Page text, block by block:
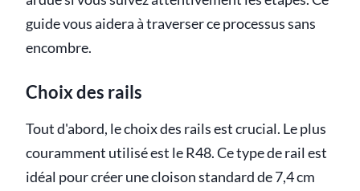
guide vous aidera à traverser ce processus sans
encombre.
Choix des rails
Tout d'abord, le choix des rails est crucial. Le plus
couramment utilisé est le R48. Ce type de rail est
idéal pour créer une cloison standard de 7,4 cm